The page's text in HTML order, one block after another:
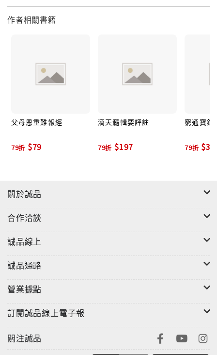
作者相關書籍
父母恩重難報經
79折 $79
滴天髓輯要評註
79折 $197
窮通寶鑑
79折
關於誠品
合作洽談
誠品線上
誠品通路
營業據點
訂閱誠品線上電子報
關注誠品